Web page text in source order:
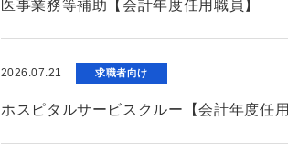
医事業務等補助【会計年度任用職員】
2026.07.21 求職者向け
ホスピタルサービスクルー【会計年度任